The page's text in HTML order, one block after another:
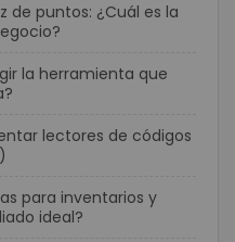
de puntos: ¿Cuál es la
la herramienta que
lectores de códigos
para inventarios y
ideal?